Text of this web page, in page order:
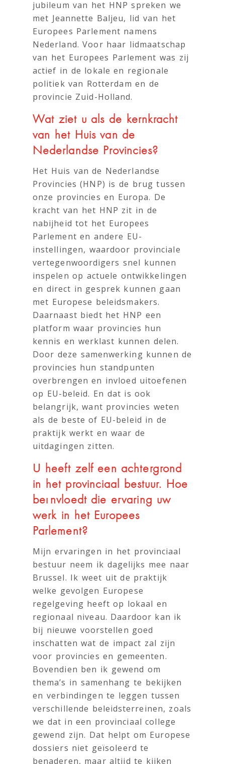
jubileum van het HNP spreken we
met Jeannette Baljeu, lid van het
Europees Parlement namens
Nederland. Voor haar lidmaatschap
van het Europees Parlement was zij
actief in de lokale en regionale
politiek van Rotterdam en de
provincie Zuid-Holland.
Wat ziet u als de kernkracht
van het Huis van de
Nederlandse Provincies?
Het Huis van de Nederlandse
Provincies (HNP) is de brug tussen
onze provincies en Europa. De
kracht van het HNP zit in de
nabijheid tot het Europees
Parlement en andere EU-
instellingen, waardoor provinciale
vertegenwoordigers snel kunnen
inspelen op actuele ontwikkelingen
en direct in gesprek kunnen gaan
met Europese beleidsmakers.
Daarnaast biedt het HNP een
platform waar provincies hun
kennis en werklast kunnen delen.
Door deze samenwerking kunnen de
provincies hun standpunten
overbrengen en invloed uitoefenen
op EU-beleid. En dat is ook
belangrijk, want provincies weten
als de beste of EU-beleid in de
praktijk werkt en waar de
uitdagingen zitten.
U heeft zelf een achtergrond
in het provinciaal bestuur. Hoe
beïnvloedt die ervaring uw
werk in het Europees
Parlement?
Mijn ervaringen in het provinciaal
bestuur neem ik dagelijks mee naar
Brussel. Ik weet uit de praktijk
welke gevolgen Europese
regelgeving heeft op lokaal en
regionaal niveau. Daardoor kan ik
bij nieuwe voorstellen goed
inschatten wat de impact zal zijn
voor provincies en gemeenten.
Bovendien ben ik gewend om
thema’s in samenhang te bekijken
en verbindingen te leggen tussen
verschillende beleidsterreinen, zoals
we dat in een provinciaal college
gewend zijn. Dat helpt om Europese
dossiers niet geïsoleerd te
benaderen, maar altijd te kijken